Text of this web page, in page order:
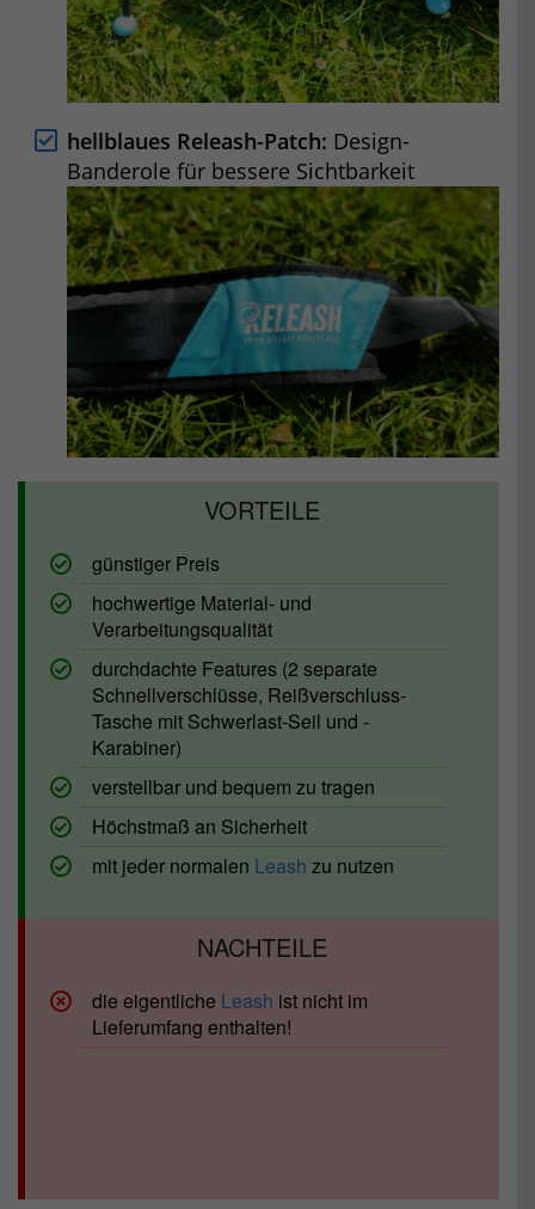
hellblaues Releash-Patch: Design-
Banderole für bessere Sichtbarkeit
günstiger Preis
hochwertige Material- und
Verarbeitungsqualität
durchdachte Features (2 separate
Schnellverschlüsse, Reißverschluss-
Tasche mit Schwerlast-Seil und -
Karabiner)
verstellbar und bequem zu tragen
Höchstmaß an Sicherheit
mit jeder normalen Leash zu nutzen
die eigentliche Leash ist nicht im
Lieferumfang enthalten!